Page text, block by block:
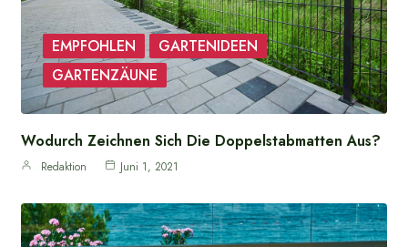
EMPFOHLEN
GARTENIDEEN
GARTENZÄUNE
Wodurch Zeichnen Sich Die Doppelstabmatten Aus?
Redaktion Juni 1, 2021